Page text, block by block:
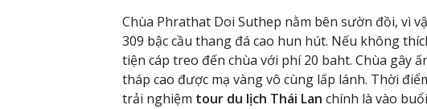
Chùa Phrathat Doi Suthep nằm bên sườn đồi, vì
309 bậc cầu thang đá cao hun hút. Nếu không
tiện cáp treo đến chùa với phí 20 baht. Chùa gây
tháp cao được mạ vàng vô cùng lấp lánh. Thời
trải nghiệm tour du lịch Thái Lan chính là vào